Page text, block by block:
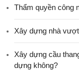
Thẩm quyền công
Xây dựng nhà
Xây dựng cầu
dựng không?